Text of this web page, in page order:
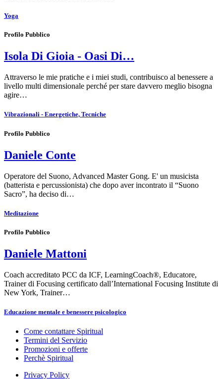
Yoga
Profilo Pubblico
Isola Di Gioia - Oasi Di…
Attraverso le mie pratiche e i miei studi, contribuisco al benessere a
livello multi dimensionale perché per stare davvero meglio bisogna
agire…
Vibrazionali - Energetiche, Tecniche
Profilo Pubblico
Daniele Conte
Operatore del Suono, Advanced Master Gong. E' un musicista
(batterista e percussionista) che dopo aver incontrato il “Suono
Sacro”, ha deciso di…
Meditazione
Profilo Pubblico
Daniele Mattoni
Coach accreditato PCC da ICF, LearningCoach®, Educatore,
Trainer di Focusing certificato dall’International Focusing Institute di
New York, Trainer…
Educazione mentale e benessere psicologico
Come contattare Spiritual
Termini del Servizio
Promozioni e offerte
Perchè Spiritual
Privacy Policy